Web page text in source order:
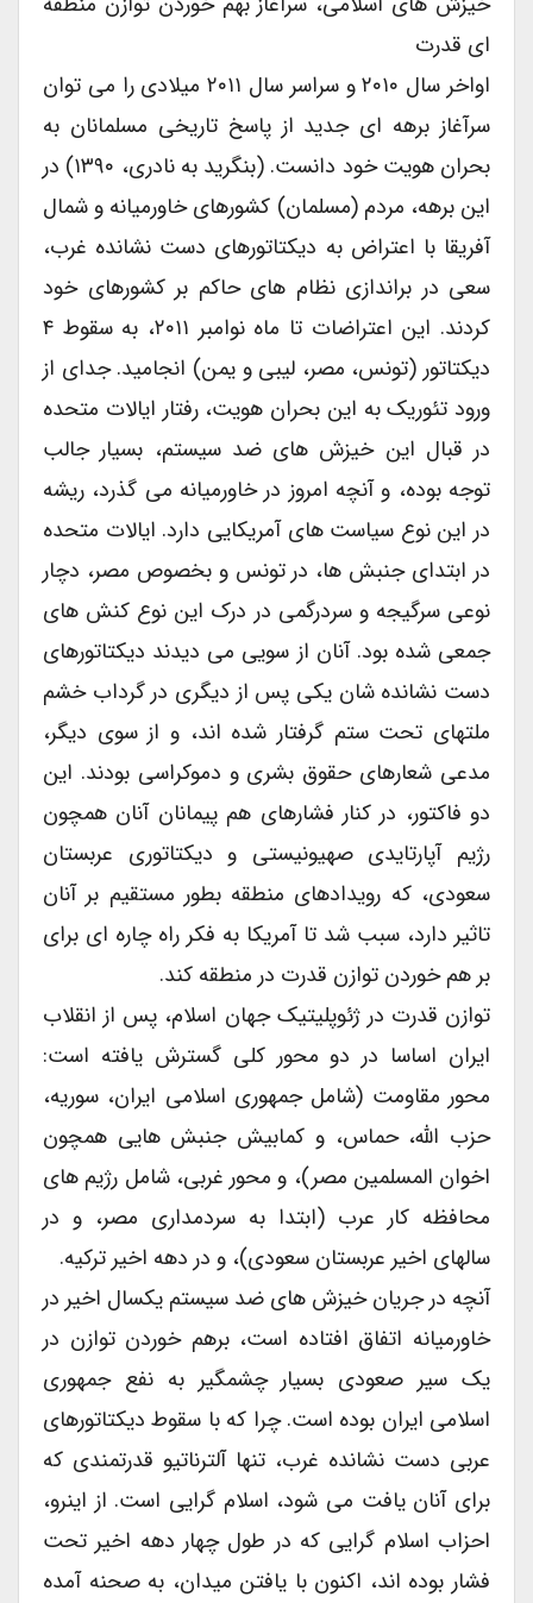
ای قدرت
اواخر سال ۲۰۱۰ و سراسر سال ۲۰۱۱ میلادی را می توان
سرآغاز برهه ای جدید از پاسخ تاریخی مسلمانان به
بحران هویت خود دانست. (بنگرید به نادری، ۱۳۹۰) در
این برهه، مردم (مسلمان) کشورهای خاورمیانه و شمال
آفریقا با اعتراض به دیکتاتورهای دست نشانده غرب،
سعی در براندازی نظام های حاکم بر کشورهای خود
کردند. این اعتراضات تا ماه نوامبر ۲۰۱۱، به سقوط ۴
دیکتاتور (تونس، مصر، لیبی و یمن) انجامید. جدای از
ورود تئوریک به این بحران هویت، رفتار ایالات متحده
در قبال این خیزش های ضد سیستم، بسیار جالب
توجه بوده، و آنچه امروز در خاورمیانه می گذرد، ریشه
در این نوع سیاست های آمریکایی دارد. ایالات متحده
در ابتدای جنبش ها، در تونس و بخصوص مصر، دچار
نوعی سرگیجه و سردرگمی در درک این نوع کنش های
جمعی شده بود. آنان از سویی می دیدند دیکتاتورهای
دست نشانده شان یکی پس از دیگری در گرداب خشم
ملتهای تحت ستم گرفتار شده اند، و از سوی دیگر،
مدعی شعارهای حقوق بشری و دموکراسی بودند. این
دو فاکتور، در کنار فشارهای هم پیمانان آنان همچون
رژیم آپارتایدی صهیونیستی و دیکتاتوری عربستان
سعودی، که رویدادهای منطقه بطور مستقیم بر آنان
تاثیر دارد، سبب شد تا آمریکا به فکر راه چاره ای برای
بر هم خوردن توازن قدرت در منطقه کند.
توازن قدرت در ژئوپلیتیک جهان اسلام، پس از انقلاب
ایران اساسا در دو محور کلی گسترش یافته است:
محور مقاومت (شامل جمهوری اسلامی ایران، سوریه،
حزب الله، حماس، و کمابیش جنبش هایی همچون
اخوان المسلمین مصر)، و محور غربی، شامل رژیم های
محافظه کار عرب (ابتدا به سردمداری مصر، و در
سالهای اخیر عربستان سعودی)، و در دهه اخیر ترکیه.
آنچه در جریان خیزش های ضد سیستم یکسال اخیر در
خاورمیانه اتفاق افتاده است، برهم خوردن توازن در
یک سیر صعودی بسیار چشمگیر به نفع جمهوری
اسلامی ایران بوده است. چرا که با سقوط دیکتاتورهای
عربی دست نشانده غرب، تنها آلترناتیو قدرتمندی که
برای آنان یافت می شود، اسلام گرایی است. از اینرو،
احزاب اسلام گرایی که در طول چهار دهه اخیر تحت
فشار بوده اند، اکنون با یافتن میدان، به صحنه آمده